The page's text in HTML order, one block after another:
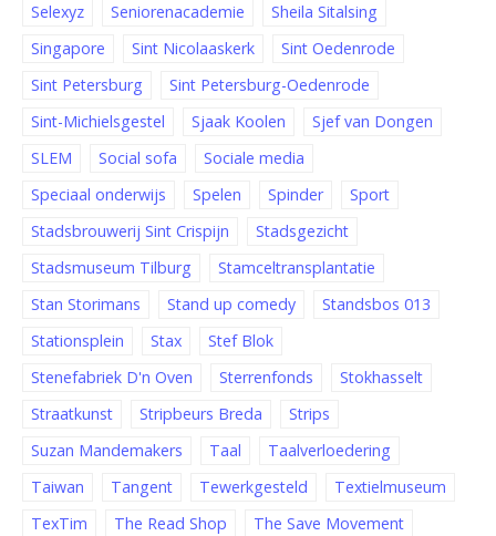
Selexyz
Seniorenacademie
Sheila Sitalsing
Singapore
Sint Nicolaaskerk
Sint Oedenrode
Sint Petersburg
Sint Petersburg-Oedenrode
Sint-Michielsgestel
Sjaak Koolen
Sjef van Dongen
SLEM
Social sofa
Sociale media
Speciaal onderwijs
Spelen Spinder
Sport
Stadsbrouwerij Sint Crispijn
Stadsgezicht
Stadsmuseum Tilburg
Stamceltransplantatie
Stan Storimans
Stand up comedy
Standsbos 013
Stationsplein
Stax
Stef Blok
Stenefabriek D'n Oven
Sterrenfonds
Stokhasselt
Straatkunst
Stripbeurs Breda
Strips
Suzan Mandemakers
Taal
Taalverloedering
Taiwan
Tangent Tewerkgesteld
Textielmuseum
TexTim
The Read Shop
The Save Movement